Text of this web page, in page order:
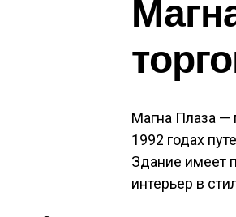
Магна Плаза —
1992 годах
Здание имеет
интерьер в